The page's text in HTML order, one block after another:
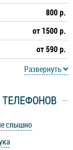
800 р.
от 1500 р.
от 590 р.
Развернуть
слышно